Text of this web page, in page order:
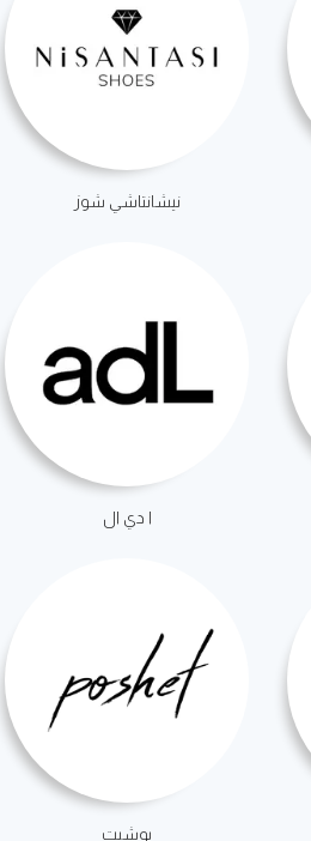
نيشانتاشي شوز
ا دي ال
بوشيت